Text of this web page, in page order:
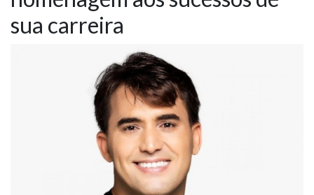
NOTÍCIAS
PROMOÇÕES
CONTATO
sua carreira